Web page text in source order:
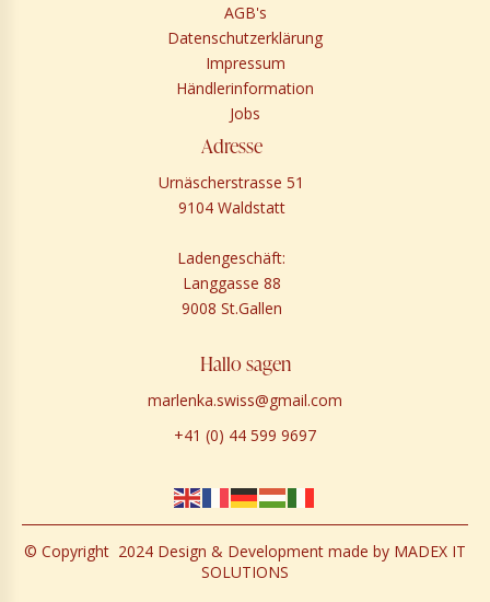
AGB's
Datenschutzerklärung
Impressum
Händlerinformation
Jobs
Adresse
Urnäscherstrasse 51
9104 Waldstatt
Ladengeschäft:
Langgasse 88
9008 St.Gallen
Hallo sagen
marlenka.swiss@gmail.com
+41 (0) 44 599 9697
© Copyright 2024 Design & Development made by MADEX IT
SOLUTIONS